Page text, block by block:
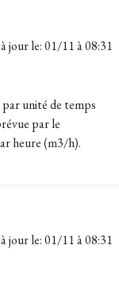
jour le:01/11 à 08:31
unité de temps
par le
heure (m3/h).
jour le:01/11 à 08:31